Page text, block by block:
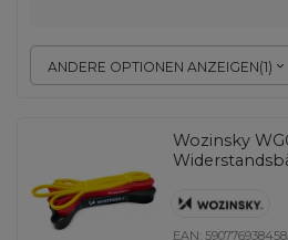
ANDERE OPTIONEN ANZEIGEN(1)
Wozinsky
EAN: